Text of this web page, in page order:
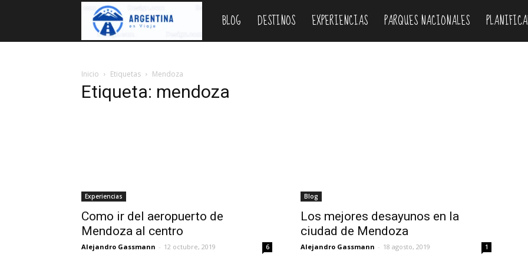
Argentina
Viaje
BLOG DESTINOS EXPERIENCIAS PARQUES NACIONALES
Inicio Etiquetas Mendoza
Etiqueta: mendoza
Experiencias
Como ir del aeropuerto de
Mendoza al centro
Alejandro Gassmann - 12 octubre, 2019 6
Blog
Los mejores desayunos en la
ciudad de Mendoza
Alejandro Gassmann - 18 agosto, 2019 1